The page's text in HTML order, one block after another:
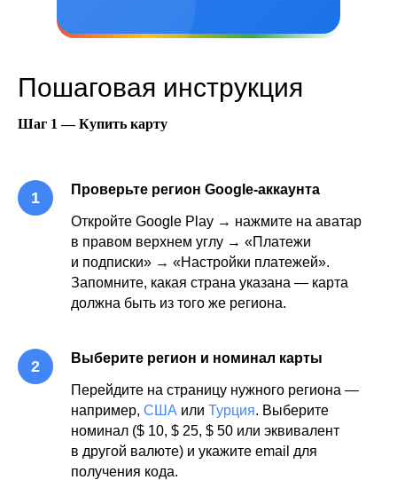
Пошаговая инструкция
Шаг 1 — Купить карту
Проверьте регион Google-аккаунта
Откройте Google Play → нажмите на аватар
в правом верхнем углу → «Платежи
и подписки» → «Настройки платежей».
Запомните, какая страна указана — карта
должна быть из того же региона.
Выберите регион и номинал карты
Перейдите на страницу нужного региона —
например, США или Турция. Выберите
номинал ($ 10, $ 25, $ 50 или эквивалент
в другой валюте) и укажите email для
получения кода.